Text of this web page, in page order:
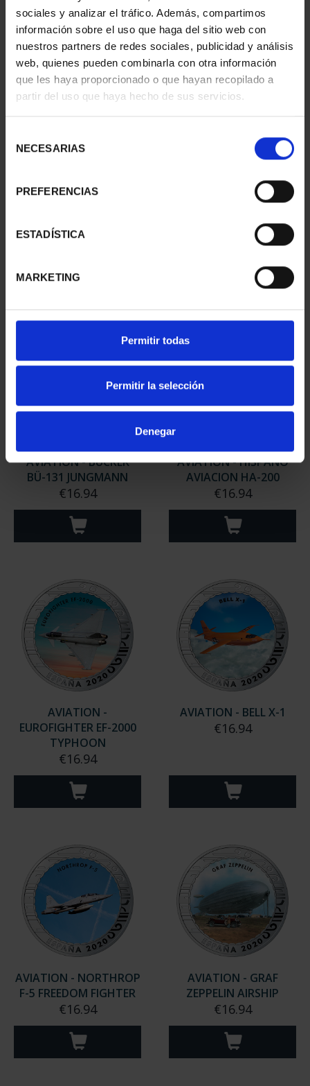
sociales y analizar el tráfico. Además, compartimos
información sobre el uso que haga del sitio web con
nuestros partners de redes sociales, publicidad y análisis
web, quienes pueden combinarla con otra información
que les haya proporcionado o que hayan recopilado a
partir del uso que haya hecho de sus servicios.
NECESARIAS
PREFERENCIAS
ESTADÍSTICA
MARKETING
Permitir todas
Permitir la selección
Denegar
A400M
€16.94
AVIATION - BÜCKER
BÜ-131 JUNGMANN
€16.94
AVIATION - HISPANO
AVIACION HA-200
€16.94
AVIATION -
EUROFIGHTER EF-2000
TYPHOON
€16.94
AVIATION - BELL X-1
€16.94
AVIATION - NORTHROP
F-5 FREEDOM FIGHTER
€16.94
AVIATION - GRAF
ZEPPELIN AIRSHIP
€16.94